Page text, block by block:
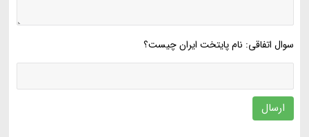
سوال اتفاقی: نام پایتخت ایران چیست؟
ارسال